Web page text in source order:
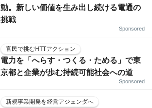
動。新しい価値を生み出し続ける電通の
挑戦
Sponsored
官民で挑むHTTアクション
電力を「へらす・つくる・ためる」で東
京都と企業が歩む持続可能社会への道
Sponsored
新規事業開発を経営アジェンダへ